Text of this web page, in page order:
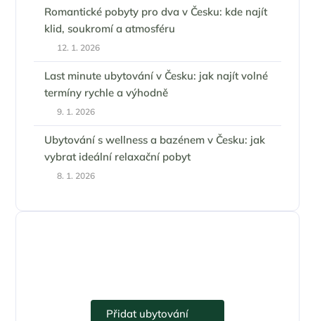
Romantické pobyty pro dva v Česku: kde najít
klid, soukromí a atmosféru
12. 1. 2026
Last minute ubytování v Česku: jak najít volné
termíny rychle a výhodně
9. 1. 2026
Ubytování s wellness a bazénem v Česku: jak
vybrat ideální relaxační pobyt
8. 1. 2026
Přidat ubytování